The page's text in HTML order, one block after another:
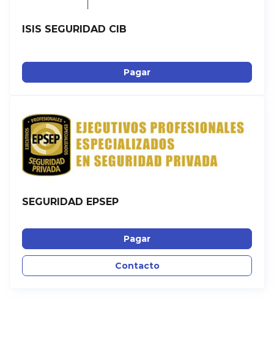
ISIS SEGURIDAD CIB
Pagar
SEGURIDAD EPSEP
Pagar
Contacto